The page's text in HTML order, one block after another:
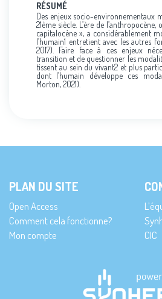
RÉSUMÉ
Des enjeux socio-environnementaux
21ème siècle. L’ère de l’anthropocène,
capitalocène », a considérablement
l’humain1 entretient avec les autres
2017). Faire face à ces enjeux
transition et de questionner les
tissent au sein du vivant2 et plus
dont l’humain développe ces
Morton, 2021).
PLAN DU SITE
Open Access
Comment cela fonctionne?
Mon compte
CIC